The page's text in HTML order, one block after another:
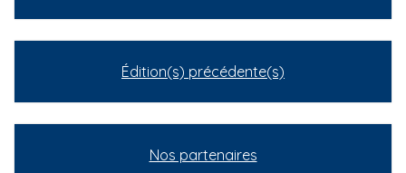
Édition(s) précédente(s)
Nos partenaires